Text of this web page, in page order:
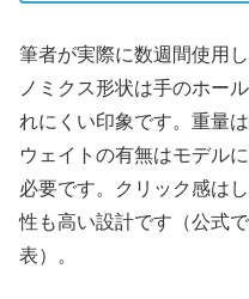
筆者が実際に数週間使用
ノミクス形状は手のホー
れにくい印象です。重量
ウェイトの有無はモデル
必要です。クリック感は
性も高い設計です（公式
表）。